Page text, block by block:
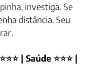
investiga. Se
distância. Seu
| Saúde ⭐⭐⭐ |